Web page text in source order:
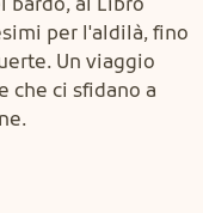
per l'aldilà, fino
Un viaggio
che ci sfidano a